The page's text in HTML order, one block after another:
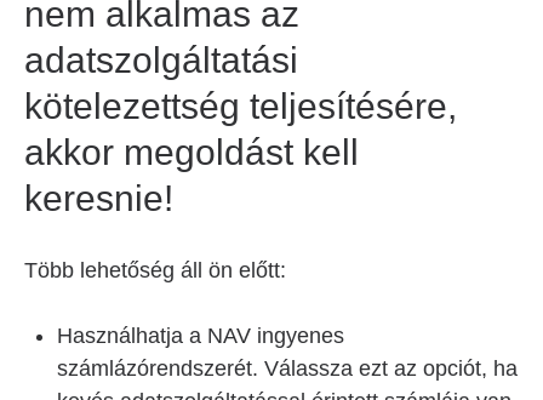
nem alkalmas az
adatszolgáltatási
kötelezettség teljesítésére,
akkor megoldást kell
keresnie!
Több lehetőség áll ön előtt:
Használhatja a NAV ingyenes
számlázórendszerét. Válassza ezt az opciót, ha